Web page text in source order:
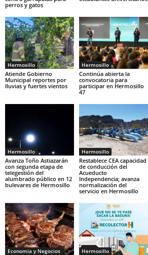
perros y gatos
Hermosillo
Atiende Gobierno
Municipal reportes por
lluvias y fuertes vientos
Hermosillo
Continúa abierta la
convocatoria para
participar en Hermosillo
47
Hermosillo
Avanza Toño Astiazarán
con segunda etapa de
telegestión del
alumbrado público en 12
bulevares de Hermosillo
Hermosillo
Restablece CEA capacidad
de conducción del
Acueducto
Independencia; avanza
normalización del
servicio en Hermosillo
Economia y Negocios Hermosillo